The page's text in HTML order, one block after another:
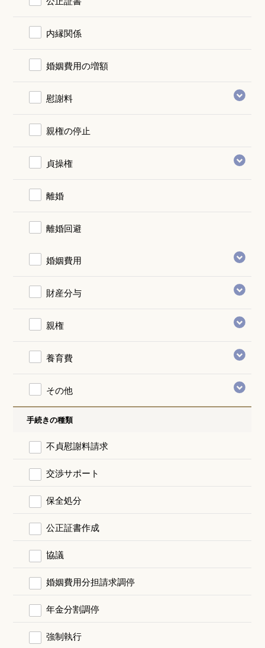
内縁関係
婚姻費用の増額
慰謝料
親権の停止
貞操権
離婚
離婚回避
婚姻費用
財産分与
親権
養育費
その他
手続きの種類
不貞慰謝料請求
交渉サポート
保全処分
公正証書作成
協議
婚姻費用分担請求調停
年金分割調停
強制執行